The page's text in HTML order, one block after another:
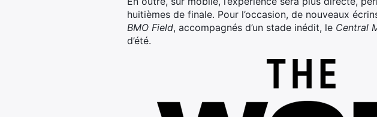
huitièmes de finale. Pour l’occasion, de nouveaux
BMO Field, accompagnés d’un stade inédit, le Central
d’été.